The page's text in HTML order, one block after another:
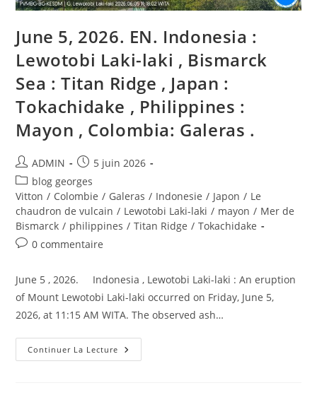
June 5, 2026. EN. Indonesia :
Lewotobi Laki-laki , Bismarck
Sea : Titan Ridge , Japan :
Tokachidake , Philippines :
Mayon , Colombia: Galeras .
Auteur/autrice
de
la
publication :
ADMIN
Publication
publiée :
5 juin 2026
Post
category:
blog georges
Vitton / Colombie / Galeras / Indonesie / Japon / Le
chaudron de vulcain / Lewotobi Laki-laki / mayon / Mer de
Bismarck / philippines / Titan Ridge / Tokachidake
Commentaires
la
publication :
0 commentaire
June 5 , 2026. Indonesia , Lewotobi Laki-laki : An eruption
of Mount Lewotobi Laki-laki occurred on Friday, June 5,
2026, at 11:15 AM WITA. The observed ash…
Continuer La Lecture June
5,